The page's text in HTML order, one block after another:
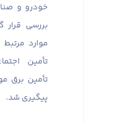
خودرو و
بررسی
موارد مرتبط
تأمین
تأمین برق
پیگیری شد.